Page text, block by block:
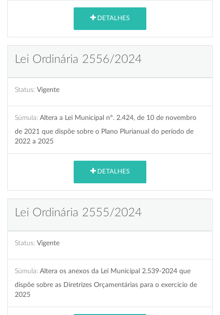
DETALHES
Lei Ordinária 2556/2024
Status: Vigente
Súmula: Altera a Lei Municipal nº. 2.424, de 10 de novembro
de 2021 que dispõe sobre o Plano Plurianual do período de
2022 a 2025
DETALHES
Lei Ordinária 2555/2024
Status: Vigente
Súmula: Altera os anexos da Lei Municipal 2.539-2024 que
dispõe sobre as Diretrizes Orçamentárias para o exercício de
2025